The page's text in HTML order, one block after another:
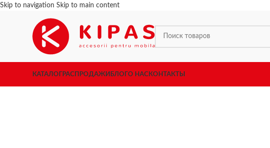
Skip to navigation Skip to main content
КАТАЛОГРАСПРОДАЖИ БЛОГО НАСКОНТАКТЫ